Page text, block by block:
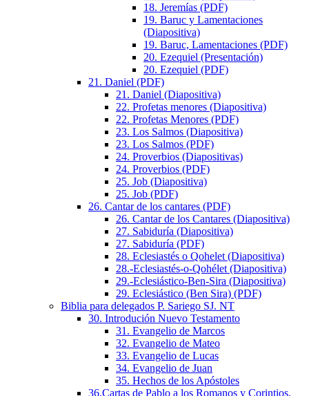
18. Jeremías (PDF)
19. Baruc y Lamentaciones
(Diapositiva)
19. Baruc, Lamentaciones (PDF)
20. Ezequiel (Presentación)
20. Ezequiel (PDF)
21. Daniel (PDF)
21. Daniel (Diapositiva)
22. Profetas menores (Diapositiva)
22. Profetas Menores (PDF)
23. Los Salmos (Diapositiva)
23. Los Salmos (PDF)
24. Proverbios (Diapositivas)
24. Proverbios (PDF)
25. Job (Diapositiva)
25. Job (PDF)
26. Cantar de los cantares (PDF)
26. Cantar de los Cantares (Diapositiva)
27. Sabiduría (Diapositiva)
27. Sabiduría (PDF)
28. Eclesiastés o Qohelet (Diapositiva)
28.-Eclesiastés-o-Qohélet (Diapositiva)
29.-Eclesiástico-Ben-Sira (Diapositiva)
29. Eclesiástico (Ben Sira) (PDF)
Biblia para delegados P. Sariego SJ. NT
30. Introdución Nuevo Testamento
31. Evangelio de Marcos
32. Evangelio de Mateo
33. Evangelio de Lucas
34. Evangelio de Juan
35. Hechos de los Apóstoles
36.Cartas de Pablo a los Romanos y Corintios.